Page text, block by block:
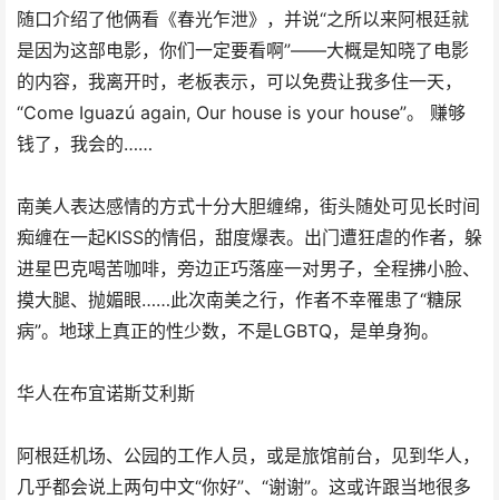
随口介绍了他俩看《春光乍泄》，并说“之所以来阿根廷就
是因为这部电影，你们一定要看啊”——大概是知晓了电影
的内容，我离开时，老板表示，可以免费让我多住一天，
“Come Iguazú again, Our house is your house”。 赚够
钱了，我会的……
南美人表达感情的方式十分大胆缠绵，街头随处可见长时间
痴缠在一起KISS的情侣，甜度爆表。出门遭狂虐的作者，躲
进星巴克喝苦咖啡，旁边正巧落座一对男子，全程拂小脸、
摸大腿、抛媚眼……此次南美之行，作者不幸罹患了“糖尿
病”。地球上真正的性少数，不是LGBTQ，是单身狗。
华人在布宜诺斯艾利斯
阿根廷机场、公园的工作人员，或是旅馆前台，见到华人，
几乎都会说上两句中文“你好”、“谢谢”。这或许跟当地很多